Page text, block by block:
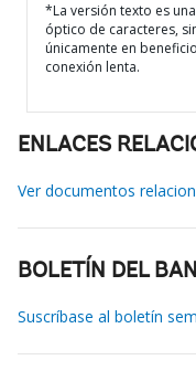
*La versión texto es
óptico de caracteres,
únicamente en
conexión lenta.
ENLACES
Ver documentos
BOLETÍN DEL
Suscríbase al boletín